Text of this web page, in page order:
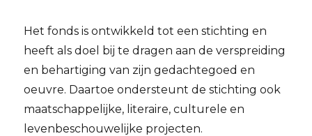
Het fonds is ontwikkeld tot een stichting en
heeft als doel bij te dragen aan de verspreiding
en behartiging van zijn gedachtegoed en
oeuvre. Daartoe ondersteunt de stichting ook
maatschappelijke, literaire, culturele en
levenbeschouwelijke projecten.